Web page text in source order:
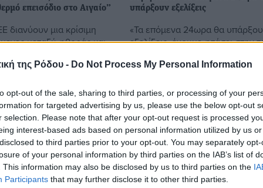
της Ρόδου - Do Not Process My Personal Information
opt-out of the sale, sharing to third parties, or processing of your
for targeted advertising by us, please use the below opt-out
selection. Please note that after your opt-out request is processed
interest-based ads based on personal information utilized by us
to third parties prior to your opt-out. You may separately
of your personal information by third parties on the IAB’s list of
This information may also be disclosed by us to third parties on the
Participants that may further disclose it to other third parties.
επεισόδιο στο Αιγαίο”
διανύουν μια κρίσιμη
μεταξύ φθοράς και
της 16ης Απριλίου.
...
υπάρξουν εξελίξεις
«Τα επόμενα 24ωρα θα
εξελίξεις, έχουμε φτάσει στην
εκπρόσωπος Δημήτρης
έδωσε στο ερώτημα, ...
02.04.17, 15:31